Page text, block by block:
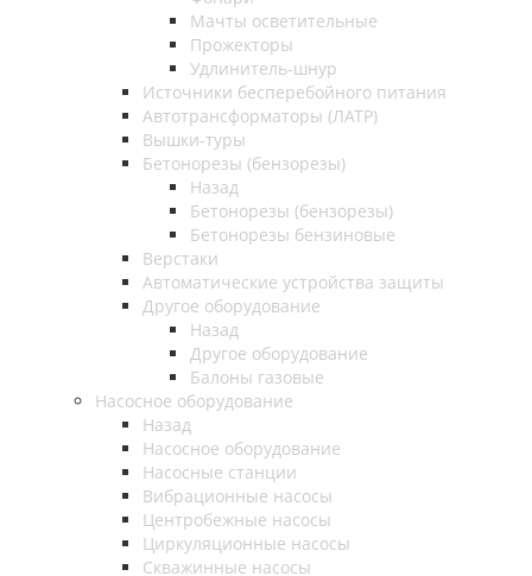
Мачты осветительные
Прожекторы
Удлинитель-шнур
Источники бесперебойного питания
Автотрансформаторы (ЛАТР)
Вышки-туры
Бетонорезы (бензорезы)
Назад
Бетонорезы (бензорезы)
Бетонорезы бензиновые
Верстаки
Автоматические устройства защиты
Другое оборудование
Назад
Другое оборудование
Балоны газовые
Насосное оборудование
Назад
Насосное оборудование
Насосные станции
Вибрационные насосы
Центробежные насосы
Циркуляционные насосы
Скважинные насосы